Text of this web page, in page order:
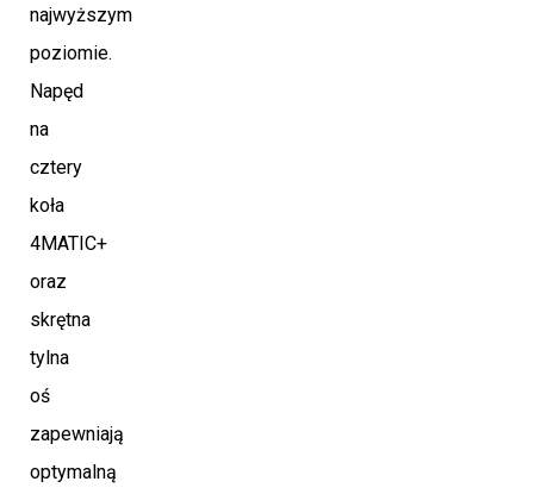
najwyższym
poziomie.
Napęd
na
cztery
koła
4MATIC+
oraz
skrętna
tylna
oś
zapewniają
optymalną